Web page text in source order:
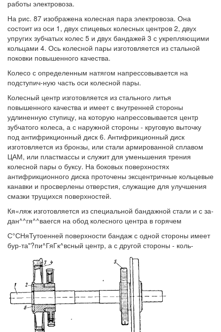
работы электровоза.
На рис. 87 изображена колесная пара электровоза. Она
состоит из оси 1, двух спицевых колесных центров 2, двух
упругих зубчатых колес 5 и двух бандажей 3 с укрепляющими
кольцами 4. Ось колесной пары изготовляется из стальной
поковки повышенного качества.
Колесо с определенным натягом напрессовывается на
подступич-ную часть оси колесной пары.
Колесный центр изготовляется из стального литья
повышенного качества и имеет с внутренней стороны
удлиненную ступицу, на которую напрессовывается центр
зубчатого колеса, а с наружной стороны - круговую выточку
под антифрикционный диск 6. Антифрикционный диск
изготовляется из бронзы, или стали армированной сплавом
ЦАМ, или пластмассы и служит для уменьшения трения
колесной пары о буксу. На боковых поверхностях
антифрикционного диска проточены эксцентричные кольцевые
канавки и просверлены отверстия, служащие для улучшения
смазки трущихся поверхностей.
Кя«ляж изготовляется из специальной бандажной стали и с за-
дан^^гя^^ваегся на обод колесного центра в горячем
С°СНяТутоенней поверхности бандаж с одной стороны имеет
бур-та"?пи^ГяГк^всный центр, а с другой стороны - коль-